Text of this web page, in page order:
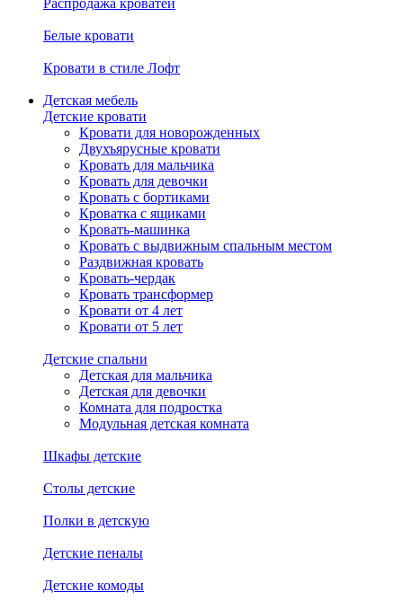
Распродажа кроватей
Белые кровати
Кровати в стиле Лофт
Детская мебель
Детские кровати
Кровати для новорожденных
Двухъярусные кровати
Кровать для мальчика
Кровать для девочки
Кровать с бортиками
Кроватка с ящиками
Кровать-машинка
Кровать с выдвижным спальным местом
Раздвижная кровать
Кровать-чердак
Кровать трансформер
Кровати от 4 лет
Кровати от 5 лет
Детские спальни
Детская для мальчика
Детская для девочки
Комната для подростка
Модульная детская комната
Шкафы детские
Столы детские
Полки в детскую
Детские пеналы
Детские комоды